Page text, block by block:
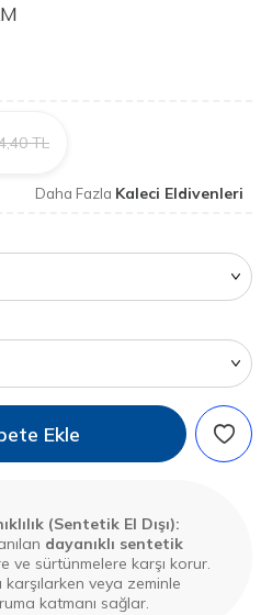
TL
Daha Fazla Kaleci Eldivenleri
Ekle
(Sentetik El Dışı):
dayanıklı sentetik
ve sürtünmelere karşı korur.
karşılarken veya zeminle
katmanı sağlar.